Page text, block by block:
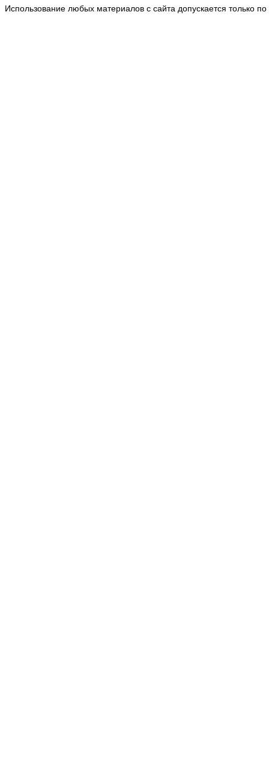
Использование любых материалов с сайта допускается только